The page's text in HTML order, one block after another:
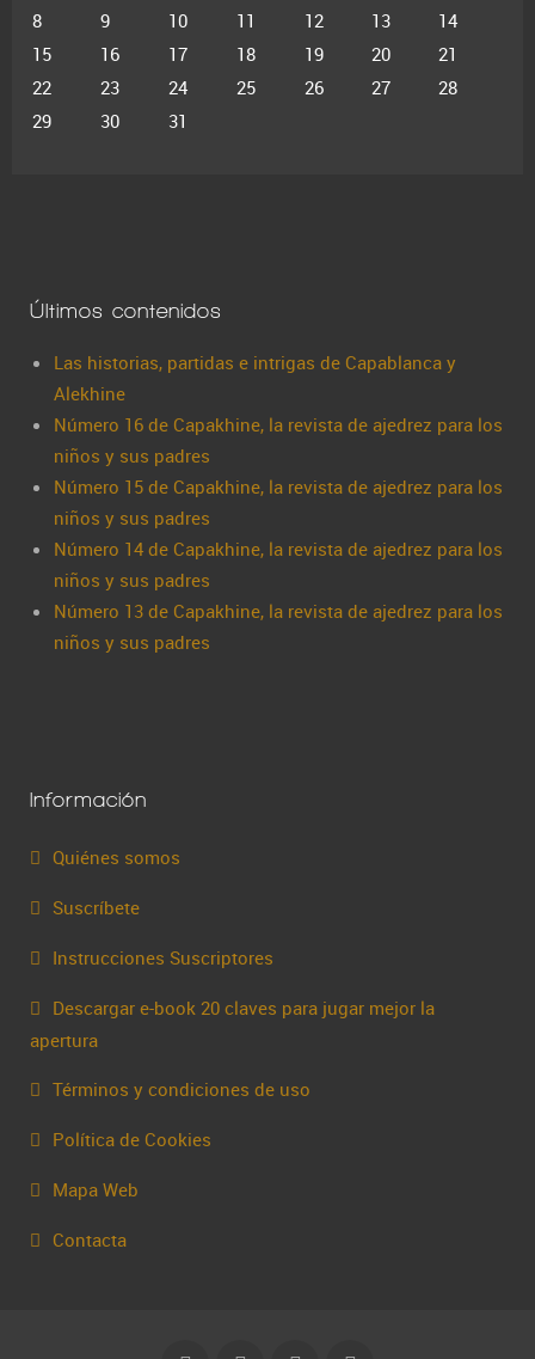
8
9 10 11 12 13
14
15
16 17 18 19 20
21
22
23 24 25 26 27
28
29
30 31
Últimos contenidos
Las historias, partidas e intrigas de Capablanca y
Alekhine
Número 16 de Capakhine, la revista de ajedrez para los
niños y sus padres
Número 15 de Capakhine, la revista de ajedrez para los
niños y sus padres
Número 14 de Capakhine, la revista de ajedrez para los
niños y sus padres
Número 13 de Capakhine, la revista de ajedrez para los
niños y sus padres
Información
Quiénes somos
Suscríbete
Instrucciones Suscriptores
Descargar e-book 20 claves para jugar mejor la
apertura
Términos y condiciones de uso
Política de Cookies
Mapa Web
Contacta